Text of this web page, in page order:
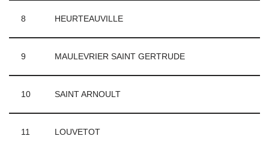
8 HEURTEAUVILLE
9 MAULEVRIER SAINT GERTRUDE
10 SAINT ARNOULT
11 LOUVETOT